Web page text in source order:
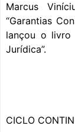
Marcus
“Garantias
lançou o livro
Jurídica”.
CICLO